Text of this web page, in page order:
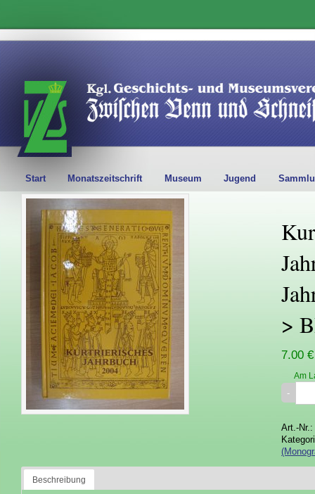
Start Monatszeitschrift Museum Jugend
>
7.00 €
Am
Art.-Nr.:
Beschreibung